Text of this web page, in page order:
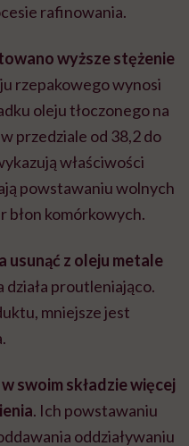
rafinowania.
wyższe stężenie
rzepakowego wynosi
oleju tłoczonego na
przedziale od 38,2 do
właściwości
powstawaniu wolnych
komórkowych.
usunąć z oleju metale
działa proutleniająco.
mniejsze jest
swoim składzie więcej
. Ich powstawaniu
oddziaływaniu